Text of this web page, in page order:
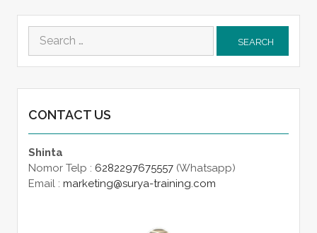
Search
for:
CONTACT US
Shinta
Nomor Telp : 6282297675557(Whatsapp)
Email : marketing@surya-training.com